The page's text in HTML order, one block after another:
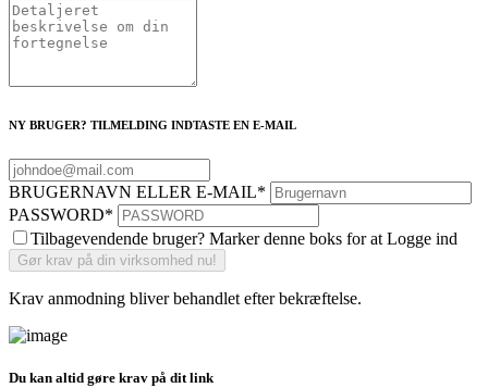
NY BRUGER? TILMELDING INDTASTE EN E-MAIL
BRUGERNAVN ELLER E-MAIL*
PASSWORD*
Tilbagevendende bruger? Marker denne boks for at Logge ind
Krav anmodning bliver behandlet efter bekræftelse.
Du kan altid gøre krav på dit link